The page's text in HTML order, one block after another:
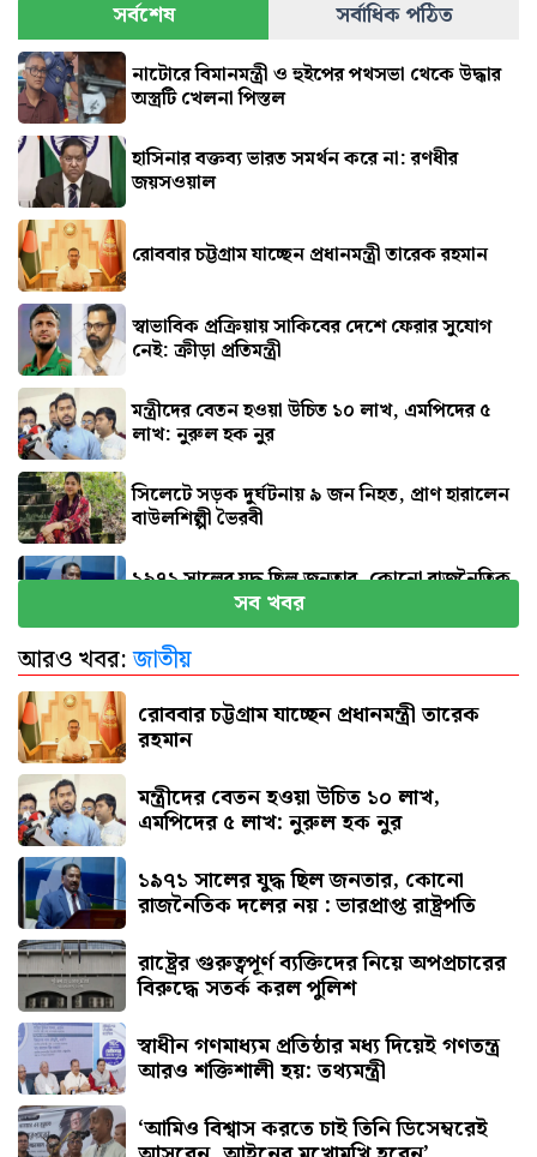
সর্বশেষ
সর্বাধিক পঠিত
নাটোরে বিমানমন্ত্রী ও হুইপের পথসভা থেকে উদ্ধার
অস্ত্রটি খেলনা পিস্তল
হাসিনার বক্তব্য ভারত সমর্থন করে না: রণধীর
জয়সওয়াল
রোববার চট্টগ্রাম যাচ্ছেন প্রধানমন্ত্রী তারেক রহমান
স্বাভাবিক প্রক্রিয়ায় সাকিবের দেশে ফেরার সুযোগ
নেই: ক্রীড়া প্রতিমন্ত্রী
মন্ত্রীদের বেতন হওয়া উচিত ১০ লাখ, এমপিদের ৫
লাখ: নুরুল হক নুর
সিলেটে সড়ক দুর্ঘটনায় ৯ জন নিহত, প্রাণ হারালেন
বাউলশিল্পী ভৈরবী
১৯৭১ সালের যুদ্ধ ছিল জনতার, কোনো রাজনৈতিক
দলের নয় : ভারপ্রাপ্ত রাষ্ট্রপতি
রাষ্ট্রের গুরুত্বপূর্ণ ব্যক্তিদের নিয়ে অপপ্রচারের বিরুদ্ধে
সব খবর
আরও খবর:জাতীয়
রোববার চট্টগ্রাম যাচ্ছেন প্রধানমন্ত্রী তারেক
রহমান
মন্ত্রীদের বেতন হওয়া উচিত ১০ লাখ,
এমপিদের ৫ লাখ: নুরুল হক নুর
১৯৭১ সালের যুদ্ধ ছিল জনতার, কোনো
রাজনৈতিক দলের নয় : ভারপ্রাপ্ত রাষ্ট্রপতি
রাষ্ট্রের গুরুত্বপূর্ণ ব্যক্তিদের নিয়ে অপপ্রচারের
বিরুদ্ধে সতর্ক করল পুলিশ
স্বাধীন গণমাধ্যম প্রতিষ্ঠার মধ্য দিয়েই গণতন্ত্র
আরও শক্তিশালী হয়: তথ্যমন্ত্রী
‘আমিও বিশ্বাস করতে চাই তিনি ডিসেম্বরেই